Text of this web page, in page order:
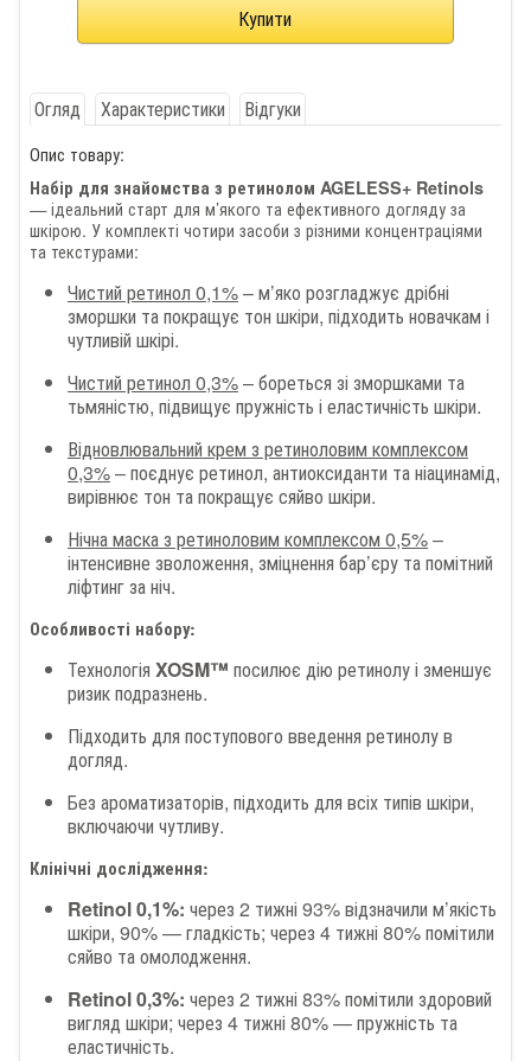
Огляд Характеристики Відгуки
Опис товару:
Набір для знайомства з ретинолом AGELESS+ Retinols
— ідеальний старт для м’якого та ефективного догляду за
шкірою. У комплекті чотири засоби з різними концентраціями
та текстурами:
Чистий ретинол 0,1%– м’яко розгладжує дрібні
зморшки та покращує тон шкіри, підходить новачкам і
чутливій шкірі.
Чистий ретинол 0,3%– бореться зі зморшками та
тьмяністю, підвищує пружність і еластичність шкіри.
Відновлювальний крем з ретиноловим комплексом
0,3%– поєднує ретинол, антиоксиданти та ніацинамід,
вирівнює тон та покращує сяйво шкіри.
Нічна маска з ретиноловим комплексом 0,5%–
інтенсивне зволоження, зміцнення бар’єру та помітний
ліфтинг за ніч.
Особливості набору:
Технологія XOSM™ посилює дію ретинолу і зменшує
ризик подразнень.
Підходить для поступового введення ретинолу в
догляд.
Без ароматизаторів, підходить для всіх типів шкіри,
включаючи чутливу.
Клінічні дослідження:
Retinol 0,1%: через 2 тижні 93% відзначили м’якість
шкіри, 90% — гладкість; через 4 тижні 80% помітили
сяйво та омолодження.
Retinol 0,3%: через 2 тижні 83% помітили здоровий
вигляд шкіри; через 4 тижні 80% — пружність та
еластичність.